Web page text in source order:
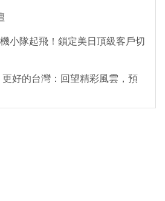
小隊起飛！鎖定美日頂級客戶切
好的台灣：回望精彩風雲，預